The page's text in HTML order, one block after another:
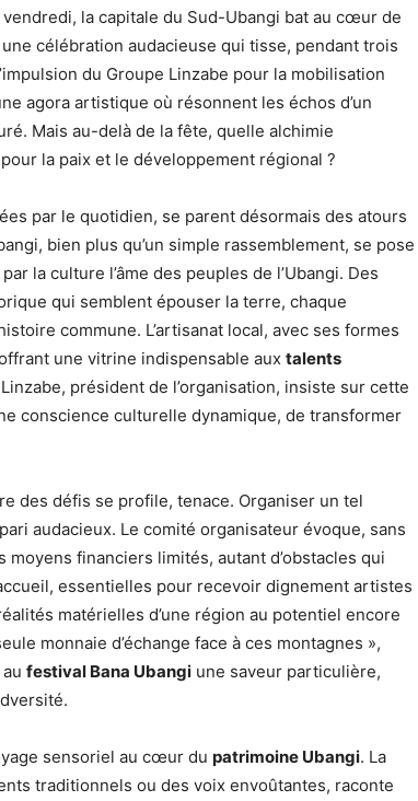
la capitale du Sud-Ubangi bat au cœur de
célébration audacieuse qui tisse, pendant trois
du Groupe Linzabe pour la mobilisation
agora artistique où résonnent les échos d’un
Mais au-delà de la fête, quelle alchimie
la paix et le développement régional ?
par le quotidien, se parent désormais des atours
bien plus qu’un simple rassemblement, se pose
la culture l’âme des peuples de l’Ubangi. Des
qui semblent épouser la terre, chaque
commune. L’artisanat local, avec ses formes
une vitrine indispensable aux talents
président de l’organisation, insiste sur cette
conscience culturelle dynamique, de transformer
des défis se profile, tenace. Organiser un tel
audacieux. Le comité organisateur évoque, sans
financiers limités, autant d’obstacles qui
essentielles pour recevoir dignement artistes
matérielles d’une région au potentiel encore
monnaie d’échange face à ces montagnes »,
festival Bana Ubangi une saveur particulière,
sensoriel au cœur du patrimoine Ubangi. La
traditionnels ou des voix envoûtantes, raconte